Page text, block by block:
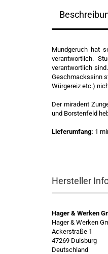
Mundgeruch hat
verantwortlich.
verantwortlich
Geschmackssinn
Würgereiz etc.)
Der miradent
und Borstenfeld
Lieferumfang: 1
Hersteller
Hager & Werken
Hager & Werken
Ackerstraße 1
47269 Duisburg
Deutschland